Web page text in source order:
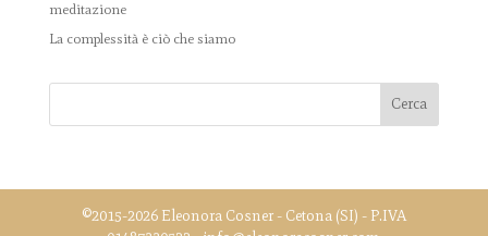
meditazione
La complessità è ciò che siamo
©2015-2026 Eleonora Cosner - Cetona (SI) - P.IVA